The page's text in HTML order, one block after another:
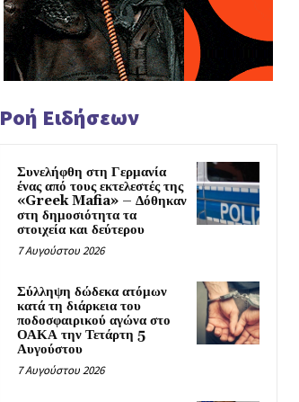
Ροή Ειδήσεων
Συνελήφθη στη Γερμανία
ένας από τους εκτελεστές της
«Greek Mafia» – Δόθηκαν
στη δημοσιότητα τα
στοιχεία και δεύτερου
7 Αυγούστου 2026
Σύλληψη δώδεκα ατόμων
κατά τη διάρκεια του
ποδοσφαιρικού αγώνα στο
ΟΑΚΑ την Τετάρτη 5
Αυγούστου
7 Αυγούστου 2026